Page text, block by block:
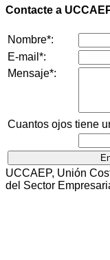
Contacte a
Nombre*:
E-mail*:
Mensaje*:
Cuantos ojos tiene
UCCAEP, Unión
del Sector